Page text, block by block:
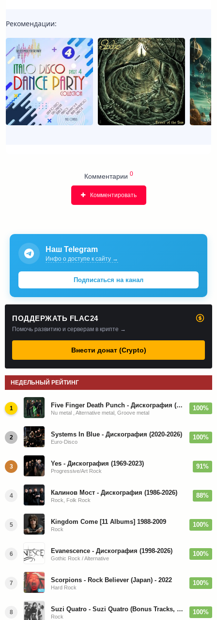
Рекомендации:
Комментарии 0
Комментировать
Наш Telegram
Инфо о доступе к сайту →
Подписаться на канал
ПОДДЕРЖАТЬ FLAC24
Помочь развитию и серверам в крипте →
Внести донат (Crypto)
НЕДЕЛЬНЫЙ РЕЙТИНГ
1 Five Finger Death Punch - Дискография (2008-2026)
Nu metal , Alternative metal, Groove metal
100%
2 Systems In Blue - Дискография (2020-2026)
Euro-Disco
100%
3 Yes - Дискография (1969-2023)
Progressive/Art Rock
91%
4 Калинов Мост - Дискография (1986-2026)
Rock, Folk Rock
88%
5 Kingdom Come [11 Albums] 1988-2009
Rock
100%
6 Evanescence - Дискография (1998-2026)
Gothic Rock / Alternative
100%
7 Scorpions - Rock Believer (Japan) - 2022
Hard Rock
100%
8 Suzi Quatro - Suzi Quatro (Bonus Tracks, Remaster) 1973/2022
Rock
100%